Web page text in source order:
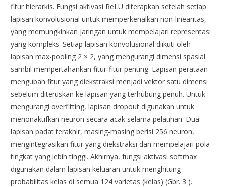
fitur hierarkis. Fungsi aktivasi ReLU diterapkan setelah setiap
lapisan konvolusional untuk memperkenalkan non-linearitas,
yang memungkinkan jaringan untuk mempelajari representasi
yang kompleks. Setiap lapisan konvolusional diikuti oleh
lapisan max-pooling 2 × 2, yang mengurangi dimensi spasial
sambil mempertahankan fitur-fitur penting. Lapisan perataan
mengubah fitur yang diekstraksi menjadi vektor satu dimensi
sebelum diteruskan ke lapisan yang terhubung penuh. Untuk
mengurangi overfitting, lapisan dropout digunakan untuk
menonaktifkan neuron secara acak selama pelatihan. Dua
lapisan padat terakhir, masing-masing berisi 256 neuron,
mengintegrasikan fitur yang diekstraksi dan mempelajari pola
tingkat yang lebih tinggi. Akhirnya, fungsi aktivasi softmax
digunakan dalam lapisan keluaran untuk menghitung
probabilitas kelas di semua 124 varietas (kelas) (Gbr. 3 ).